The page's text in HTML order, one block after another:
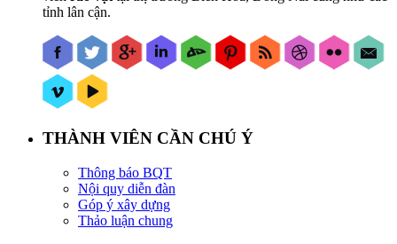
tỉnh lân cận.
THÀNH VIÊN CẦN CHÚ Ý
Thông báo BQT
Nội quy diễn đàn
Góp ý xây dựng
Thảo luận chung